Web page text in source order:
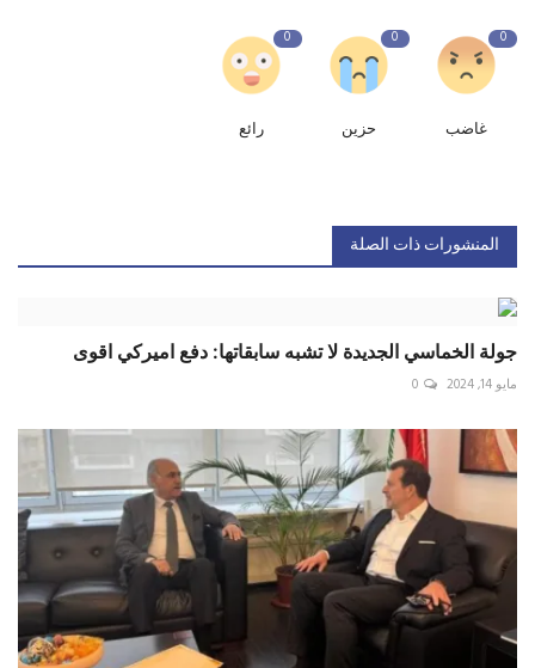
0
غاضب
0
حزين
0
رائع
المنشورات ذات الصلة
جولة الخماسي الجديدة لا تشبه سابقاتها: دفع اميركي اقوى
مايو 14, 2024 0